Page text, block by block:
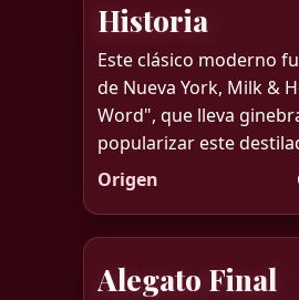
Historia
Este clásico moderno
de Nueva York, Milk &
Word", que lleva
popularizar este
Origen
Alegato Final